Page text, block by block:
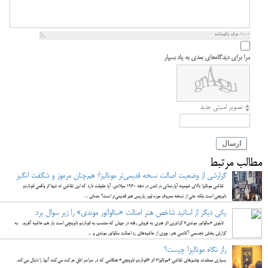
1000 حرف باقیمانده
مرا برای دیدگاه‌های بعدی به یاد بسپار
تصویر امنیتی جدید
ارسال
مطالب مرتبط
گزارشی از وضعیت اصالت نسخه قدیمی‌تر مونالیزا؛ هم‌چنان مرموز و شگفت انگیز
نقاشی مونالیزا بالای شومینه آپارتمانی در لندن در دهه ۱۹۶۰ میلادی. آیا حقیقت دارد که این نقاشی نه تنها اثر واقعی لئوناردو
داویچی است بلکه حتی از نسخه معروف موزه لوور پاریس هم قدیمی‌تر است؟ عده‌ای ...
یکی دیگر از اساتید شاخص هنر اصالت «سالواتور موندی» را زیر سوال برد
تابلوی «سالواتور موندی» گرانترین اثر هنری به فروش رفته در جهان که منتسب به لئوناردو داوینچی است باز هم حاشیه آفرید. به
گزارش بخش تجسمی آکادمی هنر، چیزی از حاشیه‌های رد اصالت سالواتور موندی و ...
راز نگاه مونالیزا چیست؟
بسیاری معتقدند چشم‌های نقاشی «‌مونالیزا» اثر «لئوناردو داوینچی»‌ هنگامی که در سراسر اتاق حرکت می‌کنند آنها را دنبال می‌کند.